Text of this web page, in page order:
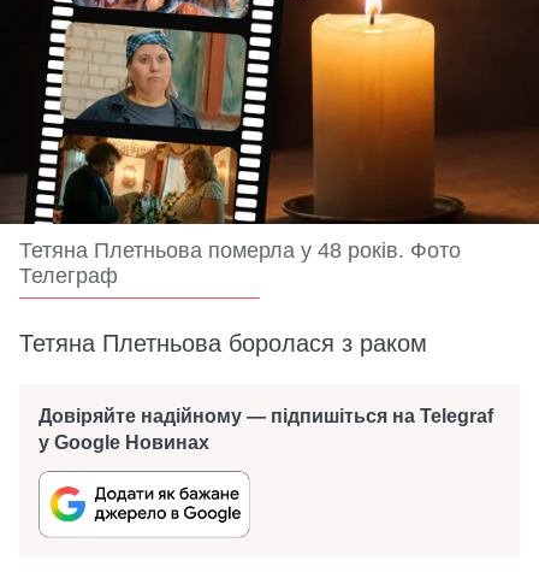
Тетяна Плетньова померла у 48 років. Фото
Телеграф
Тетяна Плетньова боролася з раком
Довіряйте надійному — підпишіться на Telegraf
у Google Новинах